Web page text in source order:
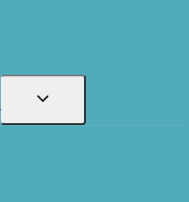
Untermenü